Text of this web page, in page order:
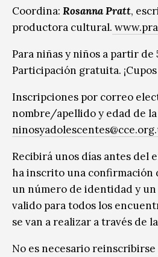
Coordina: Rosanna Pratt,
productora cultural.
Para niñas y niños a partir de
Participación gratuita.
Inscripciones por correo
nombre/apellido y edad de
Recibirá unos días antes del
ha inscrito una confirmación
un número de identidad y un
valido para todos los
se van a realizar a través de
No es necesario reinscribirse